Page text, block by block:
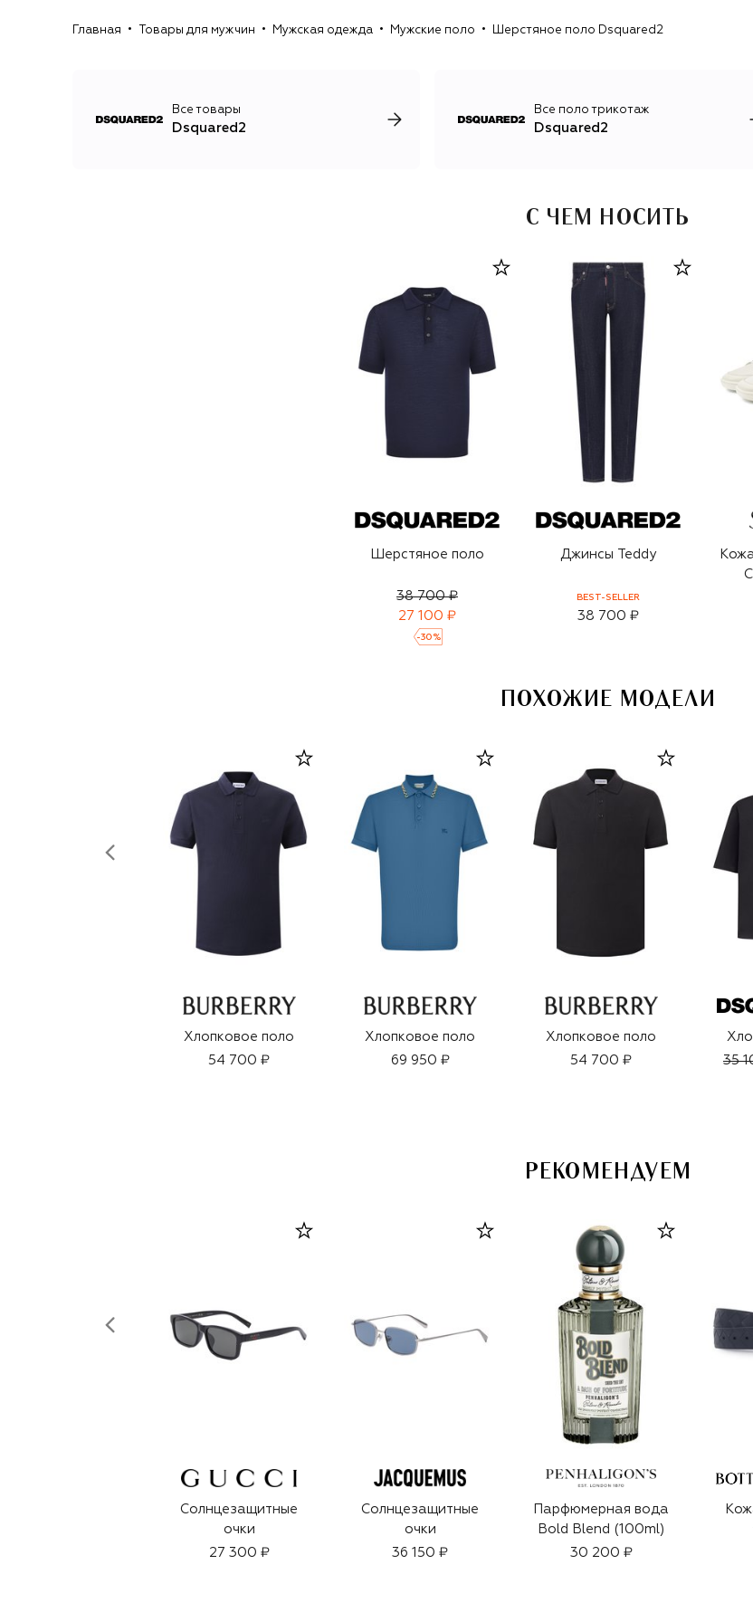
Бренд неоднократно выпускал совместные
Главная Товары для мужчин Мужская одежда Мужские поло Шерстяное поло Dsquared2
Все товары
Dsquared2
Все поло трикотаж
Dsquared2
С ЧЕМ НОСИТЬ
Шерстяное поло
38 700 ₽
27 100 ₽
-30 %
Джинсы Teddy
BEST-SELLER
38 700 ₽
ПОХОЖИЕ МОДЕЛИ
Хлопковое поло
54 700 ₽
Хлопковое поло
69 950 ₽
Хлопковое поло
54 700 ₽
35
РЕКОМЕНДУЕМ
Солнцезащитные
очки
27 300 ₽
Солнцезащитные
очки
36 150 ₽
Парфюмерная вода
Bold Blend (100ml)
30 200 ₽